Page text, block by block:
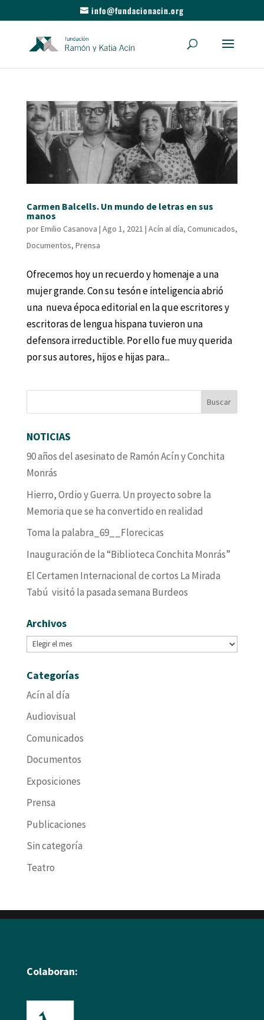
info@fundacionacin.org
Carmen Balcells. Un mundo de letras en sus
manos
porEmilio Casanova | Ago 1, 2021 | Acín al día, Comunicados,
Documentos, Prensa
Ofrecemos hoy un recuerdo y homenaje a una
mujer grande. Con su tesón e inteligencia abrió
una nueva época editorial en la que escritores y
escritoras de lengua hispana tuvieron una
defensora irreductible. Por ello fue muy querida
por sus autores, hijos e hijas para...
NOTICIAS
90 años del asesinato de Ramón Acín y Conchita
Monrás
Hierro, Ordio y Guerra. Un proyecto sobre la
Memoria que se ha convertido en realidad
Toma la palabra_69__Florecicas
Inauguración de la “Biblioteca Conchita Monrás”
El Certamen Internacional de cortos La Mirada
Tabú visitó la pasada semana Burdeos
Archivos
Archivos
Categorías
Acín al día
Audiovisual
Comunicados
Documentos
Exposiciones
Prensa
Publicaciones
Sin categoría
Teatro
Colaboran: